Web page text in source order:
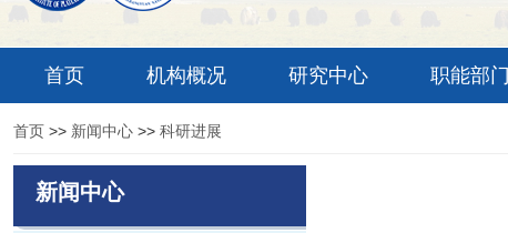
首页 机构概况 研究中心 职能部门
首页 >> 新闻中心 >> 科研进展
新闻中心